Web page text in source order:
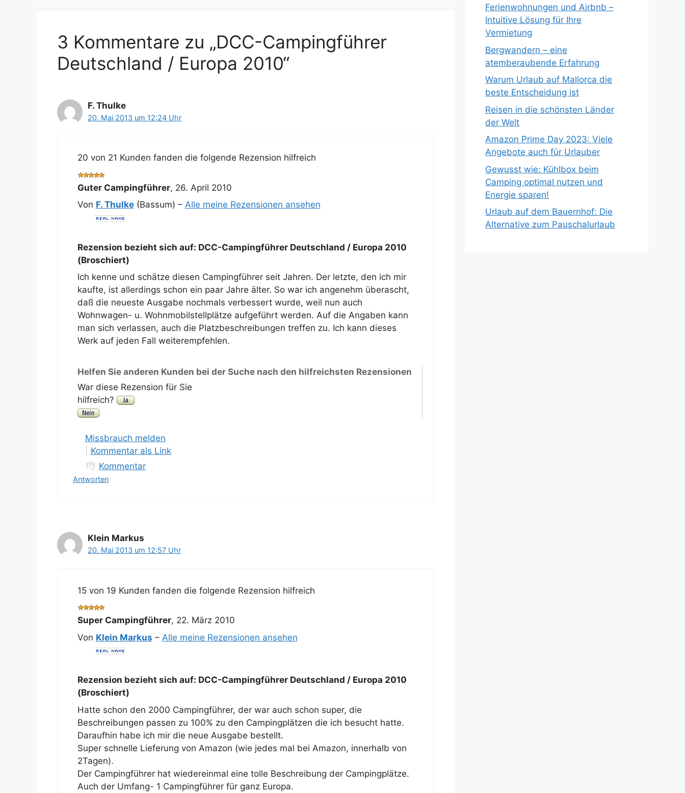
3 Kommentare zu „DCC-Campingführer
Deutschland / Europa 2010“
F. Thulke
20. Mai 2013 um 12:24 Uhr
20 von 21 Kunden fanden die folgende Rezension hilfreich
Guter Campingführer, 26. April 2010
Von F. Thulke(Bassum) – Alle meine Rezensionen ansehen
Rezension bezieht sich auf: DCC-Campingführer Deutschland / Europa 2010
(Broschiert)
Ich kenne und schätze diesen Campingführer seit Jahren. Der letzte, den ich mir
kaufte, ist allerdings schon ein paar Jahre älter. So war ich angenehm überascht,
daß die neueste Ausgabe nochmals verbessert wurde, weil nun auch
Wohnwagen- u. Wohnmobilstellplätze aufgeführt werden. Auf die Angaben kann
man sich verlassen, auch die Platzbeschreibungen treffen zu. Ich kann dieses
Werk auf jeden Fall weiterempfehlen.
Helfen Sie anderen Kunden bei der Suche nach den hilfreichsten Rezensionen
War diese Rezension für Sie
hilfreich?
Missbrauch melden
Kommentar als Link
Kommentar
Antworten
Klein Markus
20. Mai 2013 um 12:57 Uhr
15 von 19 Kunden fanden die folgende Rezension hilfreich
Super Campingführer, 22. März 2010
Von Klein Markus – Alle meine Rezensionen ansehen
Rezension bezieht sich auf: DCC-Campingführer Deutschland / Europa 2010
(Broschiert)
Hatte schon den 2000 Campingführer, der war auch schon super, die
Beschreibungen passen zu 100% zu den Campingplätzen die ich besucht hatte.
Daraufhin habe ich mir die neue Ausgabe bestellt.
Super schnelle Lieferung von Amazon (wie jedes mal bei Amazon, innerhalb von
2Tagen).
Der Campingführer hat wiedereinmal eine tolle Beschreibung der Campingplätze.
Auch der Umfang- 1 Campingführer für ganz Europa.
Ferienwohnungen und Airbnb –
Intuitive Lösung für Ihre
Vermietung
Bergwandern – eine
atemberaubende Erfahrung
Warum Urlaub auf Mallorca die
beste Entscheidung ist
Reisen in die schönsten Länder
der Welt
Amazon Prime Day 2023: Viele
Angebote auch für Urlauber
Gewusst wie: Kühlbox beim
Camping optimal nutzen und
Energie sparen!
Urlaub auf dem Bauernhof: Die
Alternative zum Pauschalurlaub